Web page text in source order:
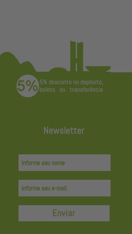
Newsletter